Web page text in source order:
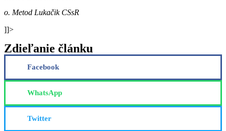
o. Metod Lukačik CSsR
]]>
Zdieľanie článku
Facebook
WhatsApp
Twitter